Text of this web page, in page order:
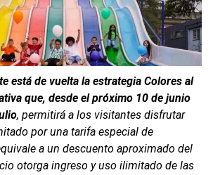
está de vuelta la estrategia Colores al
que, desde el próximo 10 de junio
, permitirá a los visitantes disfrutar
por una tarifa especial de
a un descuento aproximado del
otorga ingreso y uso ilimitado de las